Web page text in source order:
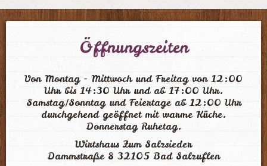
Öffnungszeiten
Von Montag - Mittwoch und Freitag von 12:00
Uhr bis 14:30 Uhr und ab 17:00 Uhr.
Samstag/Sonntag und Feiertage ab 12:00 Uhr
durchgehend geöffnet mit warme Küche.
Donnerstag Ruhetag.
Wirtshaus Zum Salzsieder
Dammstraße 8 32105 Bad Salzuflen